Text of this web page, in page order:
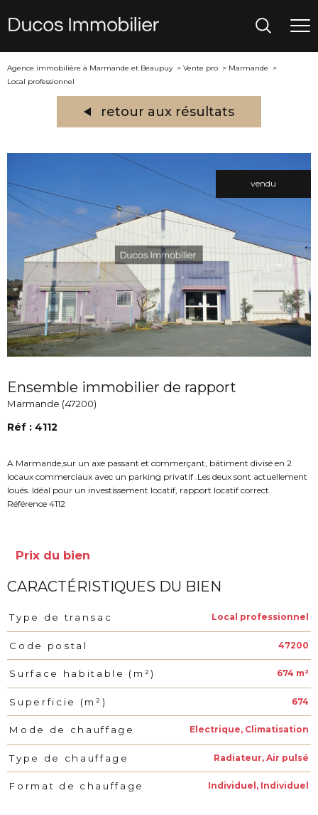
Agence immobilière à Marmande et Beaupuy Vente pro
Marmande
Local professionnel
retour aux résultats
vendu
Ensemble immobilier de rapport
Marmande (47200)
Réf : 4112
A Marmande,sur un axe passant et commerçant, bâtiment divisé en 2
locaux commerciaux avec un parking privatif .Les deux sont actuellement
loués. Idéal pour un investissement locatif, rapport locatif correct.
Référence 4112
Prix du bien
CARACTÉRISTIQUES DU BIEN
Caractéristiques Valeurs
Type de transac Local professionnel
Code postal 47200
Surface habitable (m²) 674 m²
Superficie (m²) 674
Mode de chauffage Electrique, Climatisation
Type de chauffage Radiateur, Air pulsé
Format de chauffage Individuel, Individuel